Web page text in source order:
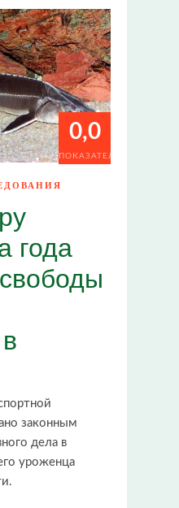
0,0
ПОКАЗАТЕЛИ
года
законным
дела в
уроженца